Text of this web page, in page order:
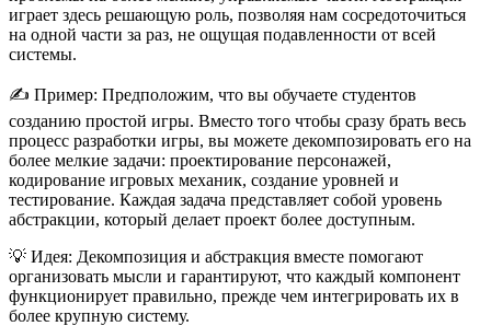
играет здесь решающую роль, позволяя нам сосредоточиться
на одной части за раз, не ощущая подавленности от всей
системы.
✍️ Пример: Предположим, что вы обучаете студентов
созданию простой игры. Вместо того чтобы сразу брать весь
процесс разработки игры, вы можете декомпозировать его на
более мелкие задачи: проектирование персонажей,
кодирование игровых механик, создание уровней и
тестирование. Каждая задача представляет собой уровень
абстракции, который делает проект более доступным.
💡 Идея: Декомпозиция и абстракция вместе помогают
организовать мысли и гарантируют, что каждый компонент
функционирует правильно, прежде чем интегрировать их в
более крупную систему.